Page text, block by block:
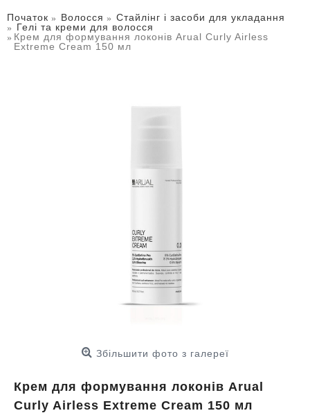
Початок Волосся
Стайлінг і засоби для укладання
Гелі та креми для волосся
Крем для формування локонів Arual Curly Airless
Extreme Cream 150 мл
Збільшити фото з галереї
Крем для формування локонів Arual
Curly Airless Extreme Cream 150 мл